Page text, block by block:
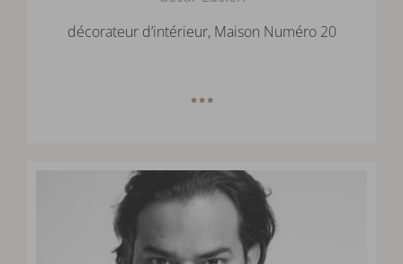
décorateur d’intérieur, Maison Numéro 20
…